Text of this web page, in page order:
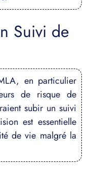
Suivi de
en particulier
de risque de
subir un suivi
est essentielle
de vie malgré la